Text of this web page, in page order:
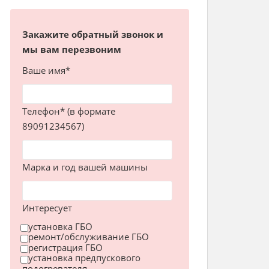
Закажите обратный звонок и
мы вам перезвоним
Ваше имя*
Телефон* (в формате
89091234567)
Марка и год вашей машины
Интересует
установка ГБО
ремонт/обслуживание ГБО
регистрация ГБО
установка предпускового